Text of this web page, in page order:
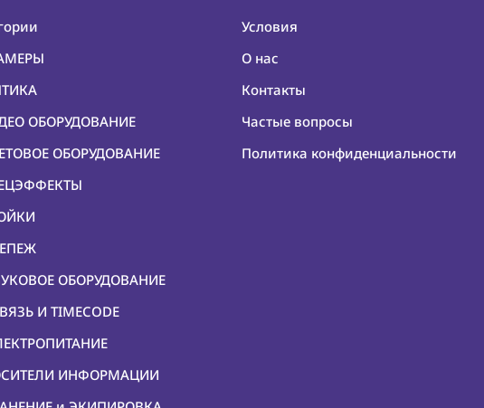
ОБОРУДОВАНИЕ
ОБОРУДОВАНИЕ
ОБОРУДОВАНИЕ
И TIMECODE
ИНФОРМАЦИИ
Условия
О нас
Контакты
Частые вопросы
Политика конфиденциальности